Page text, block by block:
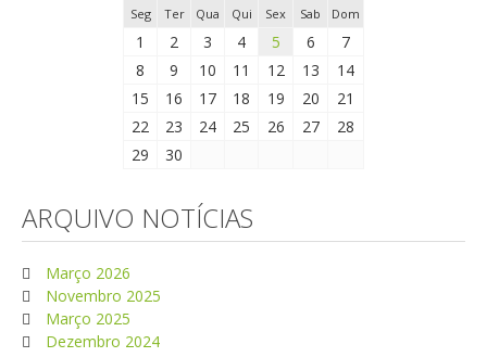
Seg Ter Qua Qui Sex Sab Dom
1 2 3 4 5 6
7
8
9 10 11 12 13
14
15
16 17 18 19 20
21
22
23 24 25 26 27
28
29
30
ARQUIVO NOTÍCIAS
Março 2026
Novembro 2025
Março 2025
Dezembro 2024